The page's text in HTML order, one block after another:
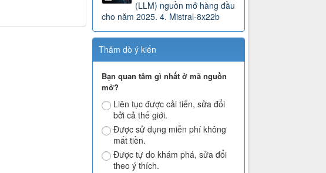
(LLM) nguồn mở hàng đầu
cho năm 2025. 4. Mistral-8x22b
Thăm dò ý kiến
Bạn quan tâm gì nhất ở mã nguồn
mở?
Liên tục được cải tiến, sửa đổi
bởi cả thế giới.
Được sử dụng miễn phí không
mất tiền.
Được tự do khám phá, sửa đổi
theo ý thích.